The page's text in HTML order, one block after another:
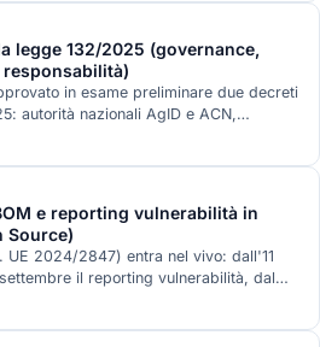
legge 132/2025 (governance,
in esame preliminare due decreti
autorità nazionali AgID e ACN,
biometria per la polizia,
e reporting vulnerabilità in
Source)
UE 2024/2847) entra nel vivo: dall'11
il reporting vulnerabilità, dal
pieni. Cosa cambia, anche per